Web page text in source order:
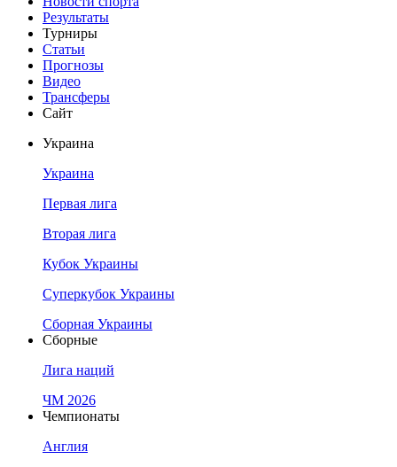
Результаты
Турниры
Статьи
Прогнозы
Видео
Трансферы
Сайт
Украина
Украина
Первая лига
Вторая лига
Кубок Украины
Суперкубок Украины
Сборная Украины
Сборные
Лига наций
ЧМ 2026
Чемпионаты
Англия